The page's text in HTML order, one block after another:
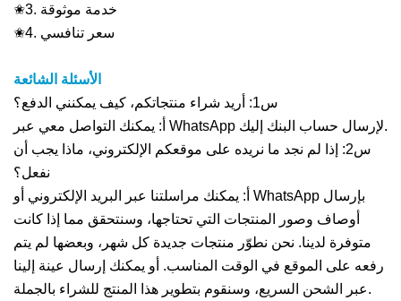
✬3. خدمة موثوقة
✬4. سعر تنافسي
الأسئلة الشائعة
س1: أريد شراء منتجاتكم، كيف يمكنني الدفع؟
أ: يمكنك التواصل معي عبر WhatsApp لإرسال حساب البنك إليك.
س2: إذا لم نجد ما نريده على موقعكم الإلكتروني، ماذا يجب أن
نفعل؟
أ: يمكنك مراسلتنا عبر البريد الإلكتروني أو WhatsApp بإرسال
أوصاف وصور المنتجات التي تحتاجها، وسنتحقق مما إذا كانت
متوفرة لدينا. نحن نطوّر منتجات جديدة كل شهر، وبعضها لم يتم
رفعه على الموقع في الوقت المناسب. أو يمكنك إرسال عينة إلينا
عبر الشحن السريع، وسنقوم بتطوير هذا المنتج للشراء بالجملة.